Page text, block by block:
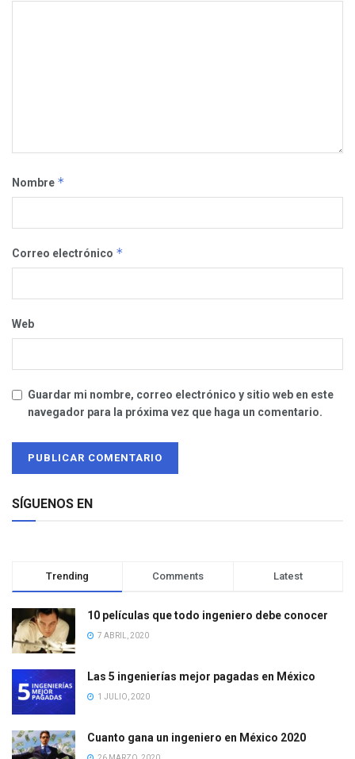
Nombre *
Correo electrónico *
Web
Guardar mi nombre, correo electrónico y sitio web en este
navegador para la próxima vez que haga un comentario.
SÍGUENOS EN
Trending Comments Latest
10 películas que todo ingeniero debe conocer
7 ABRIL, 2020
Las 5 ingenierías mejor pagadas en México
1 JULIO, 2020
Cuanto gana un ingeniero en México 2020